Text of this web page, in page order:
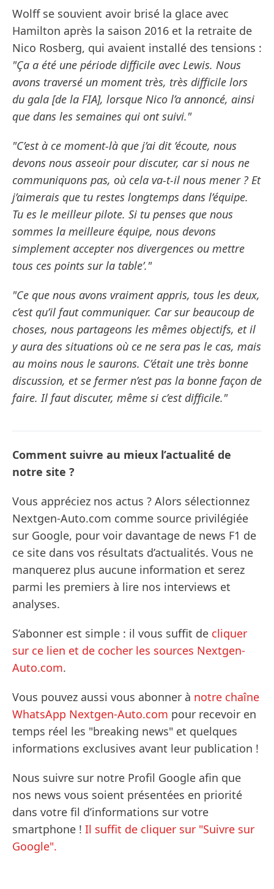
Wolff se souvient avoir brisé la glace avec
Hamilton après la saison 2016 et la retraite de
Nico Rosberg, qui avaient installé des tensions :
"Ça a été une période difficile avec Lewis. Nous
avons traversé un moment très, très difficile lors
du gala [de la FIA], lorsque Nico l’a annoncé, ainsi
que dans les semaines qui ont suivi."
"C’est à ce moment-là que j’ai dit ’écoute, nous
devons nous asseoir pour discuter, car si nous ne
communiquons pas, où cela va-t-il nous mener ? Et
j’aimerais que tu restes longtemps dans l’équipe.
Tu es le meilleur pilote. Si tu penses que nous
sommes la meilleure équipe, nous devons
simplement accepter nos divergences ou mettre
tous ces points sur la table’."
"Ce que nous avons vraiment appris, tous les deux,
c’est qu’il faut communiquer. Car sur beaucoup de
choses, nous partageons les mêmes objectifs, et il
y aura des situations où ce ne sera pas le cas, mais
au moins nous le saurons. C’était une très bonne
discussion, et se fermer n’est pas la bonne façon de
faire. Il faut discuter, même si c’est difficile."
Comment suivre au mieux l’actualité de
notre site ?
Vous appréciez nos actus ? Alors sélectionnez
Nextgen-Auto.com comme source privilégiée
sur Google, pour voir davantage de news F1 de
ce site dans vos résultats d’actualités. Vous ne
manquerez plus aucune information et serez
parmi les premiers à lire nos interviews et
analyses.
S’abonner est simple : il vous suffit de cliquer
sur ce lien et de cocher les sources Nextgen-
Auto.com.
Vous pouvez aussi vous abonner à notre chaîne
WhatsApp Nextgen-Auto.com pour recevoir en
temps réel les "breaking news" et quelques
informations exclusives avant leur publication !
Nous suivre sur notre Profil Google afin que
nos news vous soient présentées en priorité
dans votre fil d’informations sur votre
smartphone ! Il suffit de cliquer sur "Suivre sur
Google".